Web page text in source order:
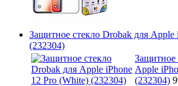
Защитное стекло Drobak для Apple
(232304)
Защитное
Apple
(232304)